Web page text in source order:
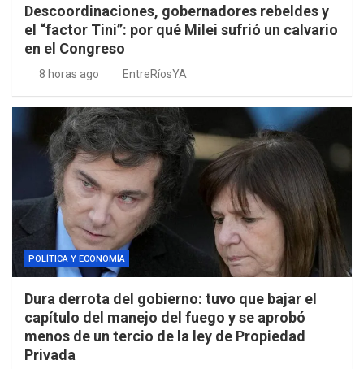
Descoordinaciones, gobernadores rebeldes y
el “factor Tini”: por qué Milei sufrió un calvario
en el Congreso
8 horas ago EntreRíosYA
POLÍTICA Y ECONOMÍA
Dura derrota del gobierno: tuvo que bajar el
capítulo del manejo del fuego y se aprobó
menos de un tercio de la ley de Propiedad
Privada